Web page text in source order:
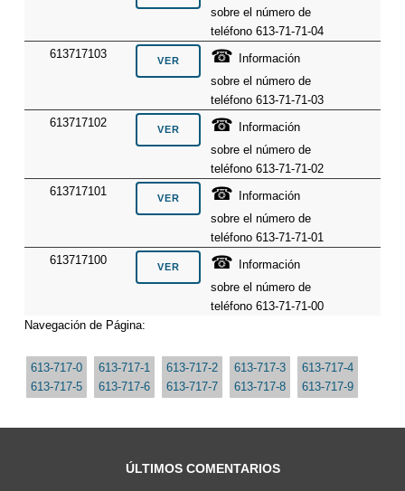
sobre el número de
teléfono 613-71-71-04
613717103
☎ Información
sobre el número de
teléfono 613-71-71-03
613717102
☎ Información
sobre el número de
teléfono 613-71-71-02
613717101
☎ Información
sobre el número de
teléfono 613-71-71-01
613717100
☎ Información
sobre el número de
teléfono 613-71-71-00
Navegación de Página:
613-717-0 613-717-1 613-717-2 613-717-3
613-717-4
613-717-5
613-717-6 613-717-7 613-717-8 613-717-9
ÚLTIMOS COMENTARIOS